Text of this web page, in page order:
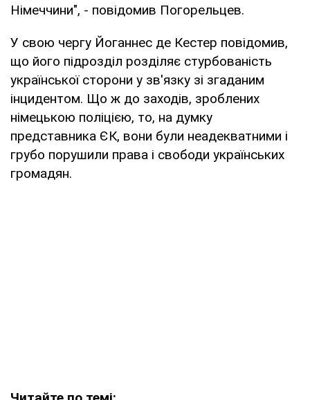
Німеччини", - повідомив Погорельцев.
У свою чергу Йоганнес де Кестер повідомив,
що його підрозділ розділяє стурбованість
української сторони у зв'язку зі згаданим
інцидентом. Що ж до заходів, зроблених
німецькою поліцією, то, на думку
представника ЄК, вони були неадекватними і
грубо порушили права і свободи українських
громадян.